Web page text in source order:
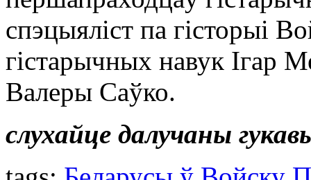
спэцыяліст па гісторыі
гістарычных навук Ігар
Валеры Саўко.
слухайце далучаны